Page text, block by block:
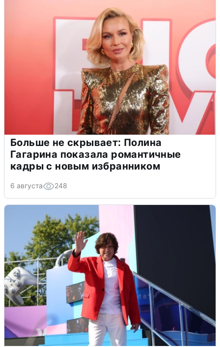
Больше не скрывает: Полина
Гагарина показала романтичные
кадры с новым избранником
6 августа 248